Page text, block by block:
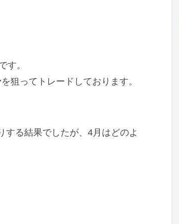
す。
を狙ってトレードしております。
する結果でしたが、4月はどのよ